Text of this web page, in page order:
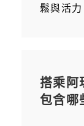
鬆與活力
搭乘
包含哪